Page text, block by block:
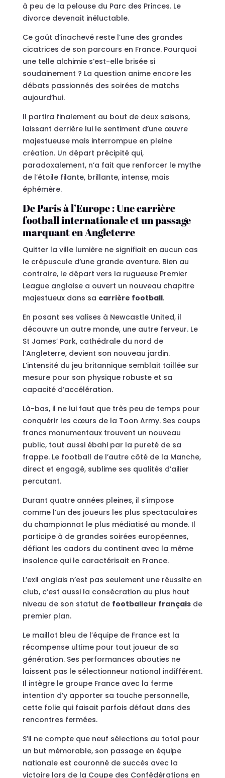
à peu de la pelouse du Parc des Princes. Le
divorce devenait inéluctable.
Ce goût d’inachevé reste l’une des grandes
cicatrices de son parcours en France. Pourquoi
une telle alchimie s’est-elle brisée si
soudainement ? La question anime encore les
débats passionnés des soirées de matchs
aujourd’hui.
Il partira finalement au bout de deux saisons,
laissant derrière lui le sentiment d’une œuvre
majestueuse mais interrompue en pleine
création. Un départ précipité qui,
paradoxalement, n’a fait que renforcer le mythe
de l’étoile filante, brillante, intense, mais
éphémère.
De Paris à l’Europe : Une carrière
football internationale et un passage
marquant en Angleterre
Quitter la ville lumière ne signifiait en aucun cas
le crépuscule d’une grande aventure. Bien au
contraire, le départ vers la rugueuse Premier
League anglaise a ouvert un nouveau chapitre
majestueux dans sa carrière football.
En posant ses valises à Newcastle United, il
découvre un autre monde, une autre ferveur. Le
St James’ Park, cathédrale du nord de
l’Angleterre, devient son nouveau jardin.
L’intensité du jeu britannique semblait taillée sur
mesure pour son physique robuste et sa
capacité d’accélération.
Là-bas, il ne lui faut que très peu de temps pour
conquérir les cœurs de la Toon Army. Ses coups
francs monumentaux trouvent un nouveau
public, tout aussi ébahi par la pureté de sa
frappe. Le football de l’autre côté de la Manche,
direct et engagé, sublime ses qualités d’ailier
percutant.
Durant quatre années pleines, il s’impose
comme l’un des joueurs les plus spectaculaires
du championnat le plus médiatisé au monde. Il
participe à de grandes soirées européennes,
défiant les cadors du continent avec la même
insolence qui le caractérisait en France.
L’exil anglais n’est pas seulement une réussite en
club, c’est aussi la consécration au plus haut
niveau de son statut de footballeur françaisde
premier plan.
Le maillot bleu de l’équipe de France est la
récompense ultime pour tout joueur de sa
génération. Ses performances abouties ne
laissent pas le sélectionneur national indifférent.
Il intègre le groupe France avec la ferme
intention d’y apporter sa touche personnelle,
cette folie qui faisait parfois défaut dans des
rencontres fermées.
S’il ne compte que neuf sélections au total pour
un but mémorable, son passage en équipe
nationale est couronné de succès avec la
victoire lors de la Coupe des Confédérations en